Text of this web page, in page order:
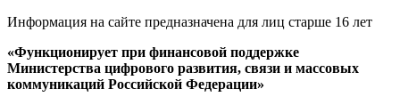
Информация на сайте предназначена для лиц старше 16 лет
«Функционирует при финансовой поддержке
Министерства цифрового развития, связи и массовых
коммуникаций Российской Федерации»